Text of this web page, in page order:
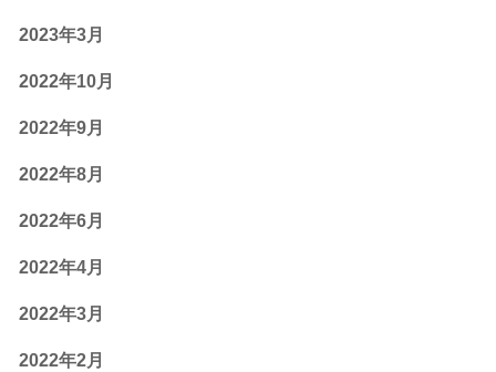
2023年3月
2022年10月
2022年9月
2022年8月
2022年6月
2022年4月
2022年3月
2022年2月